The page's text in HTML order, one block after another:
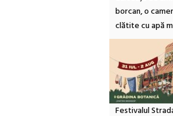
borcan, o
clătite cu apă
Festivalul